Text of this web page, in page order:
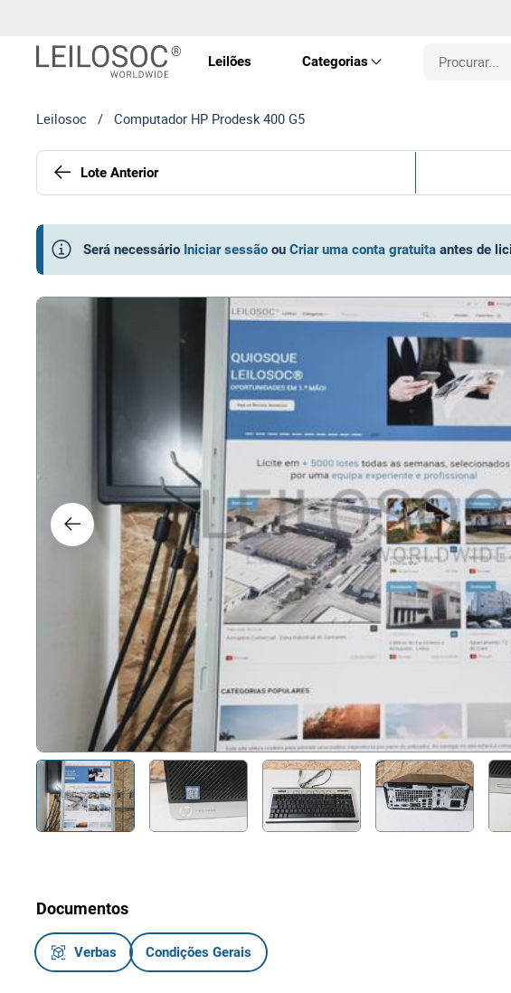
Leilões Categorias
Maquinaria
Arte e Colecionáveis
Direitos
Tecnologia
Mobiliário e Decoração
Náutica
Outros
Leilosoc / Computador HP Prodesk 400 G5
Lote Anterior
Será necessário Iniciar sessão ou Criar uma conta gratuita antes de
Documentos
Verbas Condições Gerais